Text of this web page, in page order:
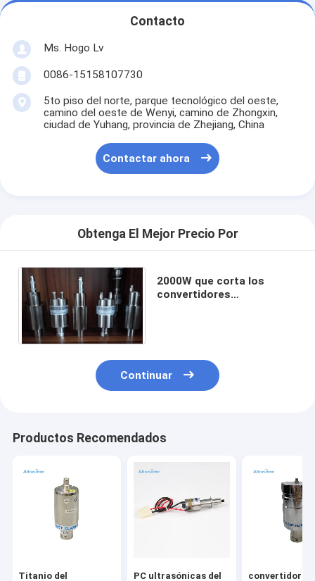
Contacto
Ms. Hogo Lv
0086-15158107730
5to piso del norte, parque tecnológico del oeste,
camino del oeste de Wenyi, camino de Zhongxin,
ciudad de Yuhang, provincia de Zhejiang, China
Contactar ahora
Obtenga El Mejor Precio Por
2000W que corta los
convertidores
Continuar
Productos Recomendados
Titanio del PC ultrasónicas del convertidor